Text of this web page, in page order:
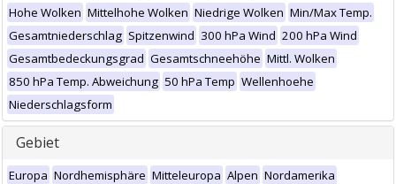
Hohe Wolken Mittelhohe Wolken Niedrige Wolken Min/Max Temp.
Gesamtniederschlag Spitzenwind 300 hPa Wind 200 hPa Wind
Gesamtbedeckungsgrad Gesamtschneehöhe Mittl. Wolken
850 hPa Temp. Abweichung 50 hPa Temp Wellenhoehe
Niederschlagsform
Gebiet
Europa Nordhemisphäre Mitteleuropa Alpen Nordamerika